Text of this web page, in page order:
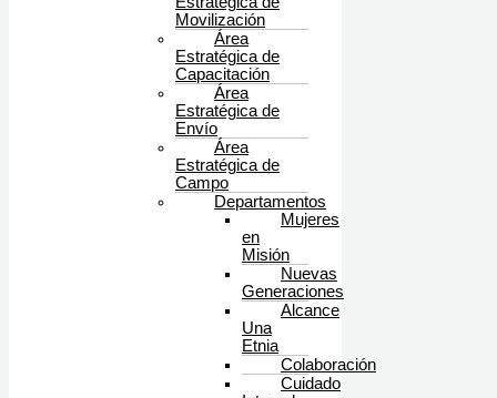
Movilización
Área
Estratégica de
Capacitación
Área
Estratégica de
Envío
Área
Estratégica de
Campo
Departamentos
Mujeres
en
Misión
Nuevas
Generaciones
Alcance
Una
Etnia
Colaboración
Cuidado